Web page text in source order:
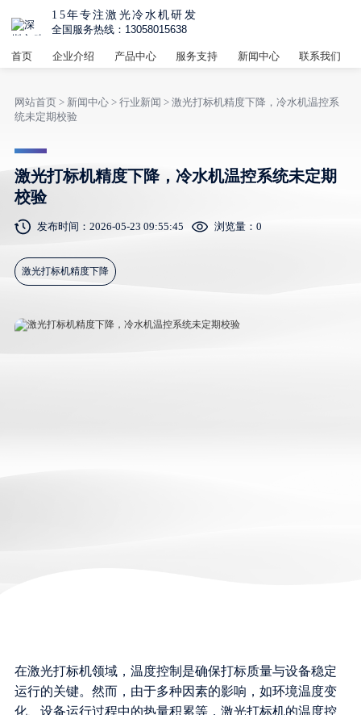
15年专注激光冷水机研发
全国服务热线：13058015638
首页 企业介绍 产品中心 服务支持 新闻中心 联系我们
网站首页> 新闻中心> 行业新闻 > 激光打标机精度下降，冷水机温控系
统未定期校验
激光打标机精度下降，冷水机温控系统未定期
校验
发布时间：2026-05-23 09:55:45 浏览量： 0
激光打标机精度下降
在激光打标机领域，温度控制是确保打标质量与设备稳定
运行的关键。然而，由于多种因素的影响，如环境温度变
化、设备运行过程中的热量积累等，激光打标机的温度控